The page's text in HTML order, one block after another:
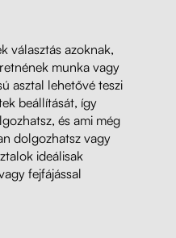
választás azoknak,
munka vagy
asztal lehetővé teszi
beállítását, így
és ami még
dolgozhatsz vagy
ideálisak
fejfájással